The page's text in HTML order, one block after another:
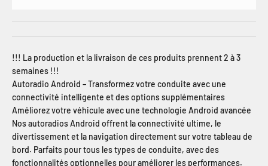
!!! La production et la livraison de ces produits prennent 2 à 3
semaines !!!
Autoradio Android – Transformez votre conduite avec une
connectivité intelligente et des options supplémentaires
Améliorez votre véhicule avec une technologie Android avancée
Nos autoradios Android offrent la connectivité ultime, le
divertissement et la navigation directement sur votre tableau de
bord. Parfaits pour tous les types de conduite, avec des
fonctionnalités optionnelles pour améliorer les performances.